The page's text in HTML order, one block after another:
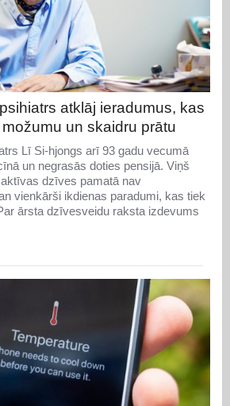
atklāj ieradumus, kas
un skaidru prātu
Lī Si-hjongs arī 93 gadu vecumā
un negrasās doties pensijā. Viņš
dzīves pamatā nav
vienkārši ikdienas paradumi, kas tiek
ārsta dzīvesveidu raksta izdevums